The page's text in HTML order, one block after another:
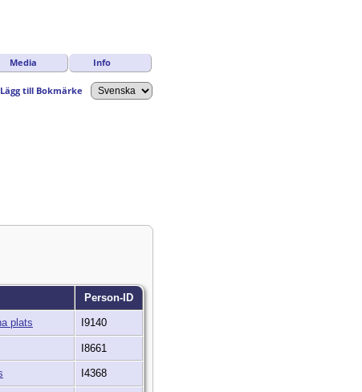
Media Info
Lägg till Bokmärke
Person-ID
I9140
I8661
I4368